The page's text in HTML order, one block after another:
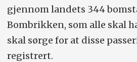
gjennom landets 344
Bombrikken, som alle skal
skal sørge for at disse
registrert.